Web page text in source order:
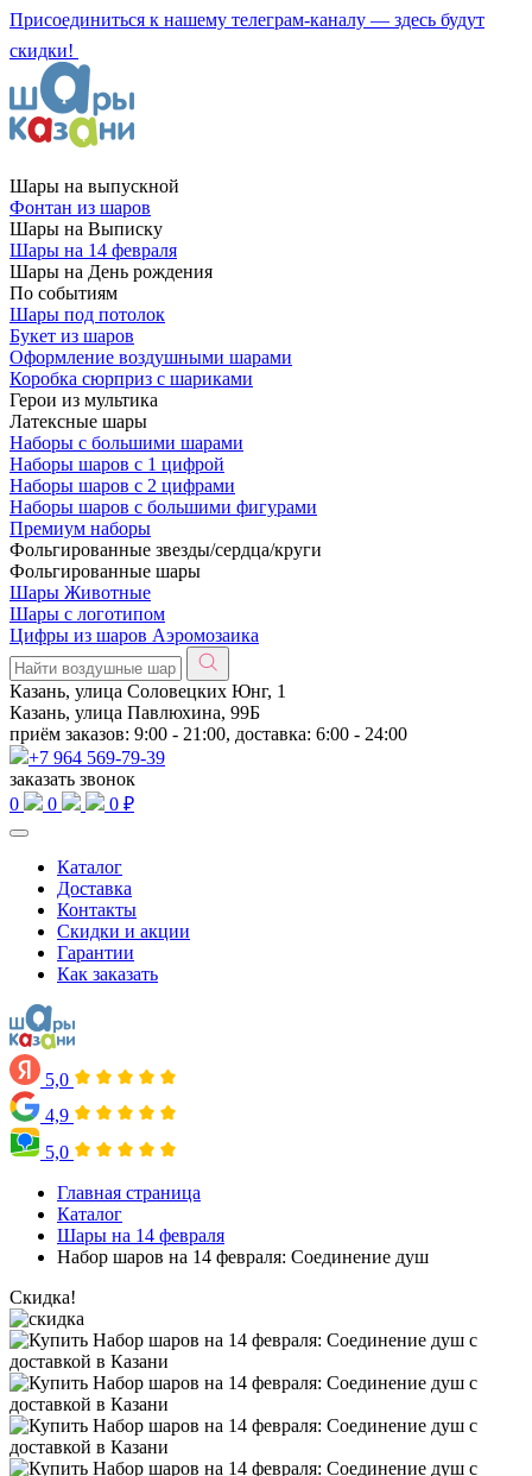
Присоединиться к нашему телеграм-каналу — здесь будут
скидки!
Шары на выпускной
Фонтан из шаров
Шары на Выписку
Шары на 14 февраля
Шары на День рождения
По событиям
Шары под потолок
Букет из шаров
Оформление воздушными шарами
Коробка сюрприз с шариками
Герои из мультика
Латексные шары
Наборы с большими шарами
Наборы шаров с 1 цифрой
Наборы шаров с 2 цифрами
Наборы шаров с большими фигурами
Премиум наборы
Фольгированные звезды/сердца/круги
Фольгированные шары
Шары Животные
Шары с логотипом
Цифры из шаров Аэромозаика
Казань, улица Соловецких Юнг, 1
Казань, улица Павлюхина, 99Б
приём заказов: 9:00 - 21:00, доставка: 6:00 - 24:00
+7 964 569-79-39
заказать звонок
0
0 0 ₽
Каталог
Доставка
Контакты
Скидки и акции
Гарантии
Как заказать
5,0
4,9
5,0
Главная страница
Каталог
Шары на 14 февраля
Набор шаров на 14 февраля: Соединение душ
Скидка!